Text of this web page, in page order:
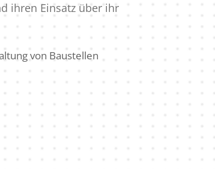
ihren Einsatz über ihr